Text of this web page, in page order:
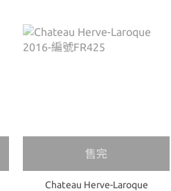
售完
Chateau Herve-Laroque